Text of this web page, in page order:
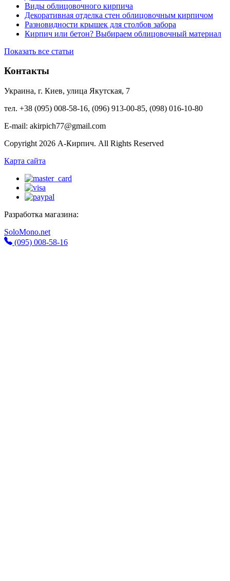
Виды облицовочного кирпича
Декоративная отделка стен облицовочным кирпичом
Разновидности крышек для столбов забора
Кирпич или бетон? Выбираем облицовочный материал
Показать все статьи
Контакты
Украина, г. Киев, улица Якутская, 7
тел. +38 (095) 008-58-16, (096) 913-00-85, (098) 016-10-80
E-mail: akirpich77@gmail.com
Copyright 2026 А-Кирпич. All Rights Reserved
Карта сайта
Разработка магазина:
SoloMono.net
(095) 008-58-16